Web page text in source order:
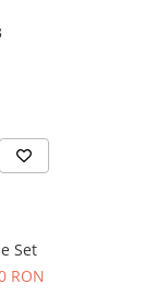
Set
RON